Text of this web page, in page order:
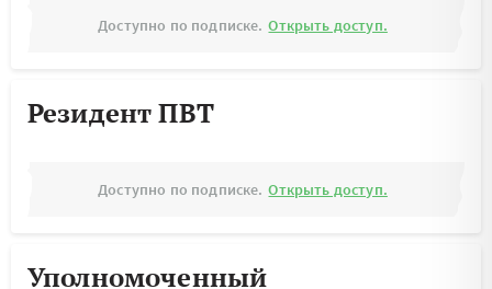
Доступно по подписке. Открыть доступ.
Резидент ПВТ
Доступно по подписке. Открыть доступ.
Уполномоченный